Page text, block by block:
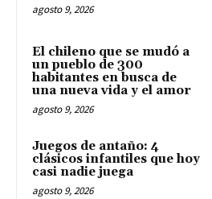
agosto 9, 2026
El chileno que se mudó a
un pueblo de 300
habitantes en busca de
una nueva vida y el amor
agosto 9, 2026
Juegos de antaño: 4
clásicos infantiles que hoy
casi nadie juega
agosto 9, 2026